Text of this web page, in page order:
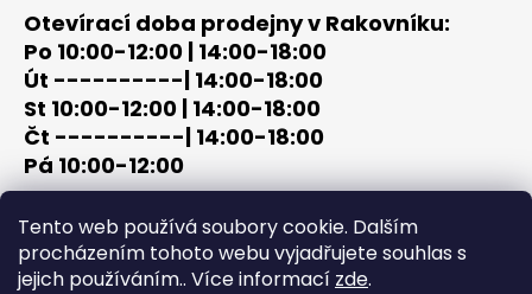
Tento web používá soubory cookie. Dalším
procházením tohoto webu vyjadřujete souhlas s
jejich používáním.. Více informací zde.
Otevírací doba prodejny v Rakovníku:
Po 10:00-12:00 | 14:00-18:00
Út ----------| 14:00-18:00
St 10:00-12:00 | 14:00-18:00
Čt ----------| 14:00-18:00
Pá 10:00-12:00
tel: +420 603 320 859
email: terc-zbrane@seznam.cz